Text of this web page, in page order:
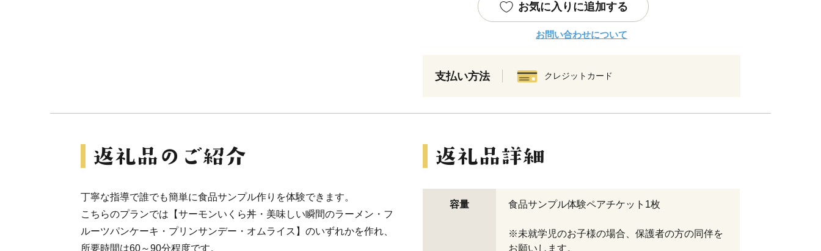
お気に入りに追加する
お問い合わせについて
支払い方法 クレジットカード
丁寧な指導で誰でも簡単に食品サンプル作りを体験できます。
こちらのプランでは【サーモンいくら丼・美味しい瞬間のラーメン・フ
ルーツパンケーキ・プリンサンデー・オムライス】のいずれかを作れ、
所要時間は60～90分程度です。
容量 食品サンプル体験ペアチケット1枚
※未就学児のお子様の場合、保護者の方の同伴を
お願いします。